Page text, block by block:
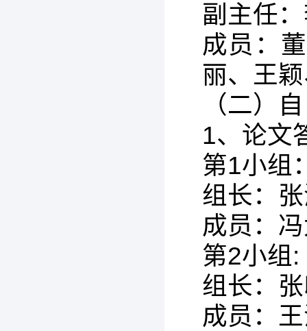
副主任
成员：
丽、王
（二）
1、论文
第1小组
组长：
成员：
第2小组:
组长：
成员：